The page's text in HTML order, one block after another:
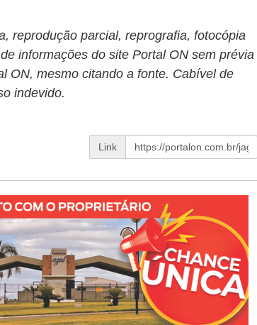
reprodução parcial, reprografia, fotocópia
informações do site Portal ON sem prévia
ON, mesmo citando a fonte. Cabível de
indevido.
Link
apresentam no receptivo da
Maria Fumaça neste domingo